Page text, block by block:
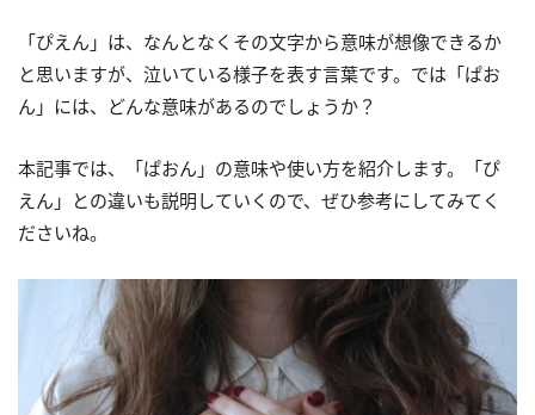
「ぴえん」は、なんとなくその文字から意味が想像できるか
と思いますが、泣いている様子を表す言葉です。では「ぱお
ん」には、どんな意味があるのでしょうか？
本記事では、「ぱおん」の意味や使い方を紹介します。「ぴ
えん」との違いも説明していくので、ぜひ参考にしてみてく
ださいね。